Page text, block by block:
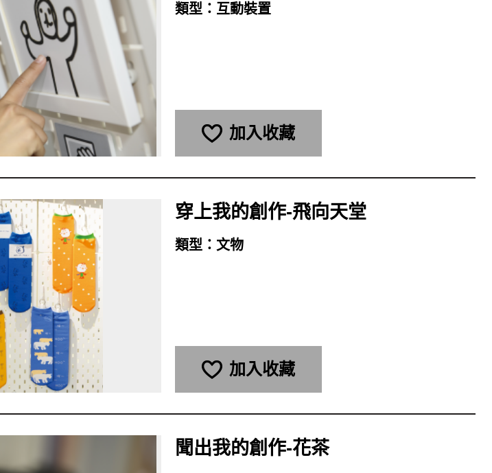
類型： 互動裝置
加入收藏
穿上我的創作-飛向天堂
類型： 文物
加入收藏
聞出我的創作-花茶